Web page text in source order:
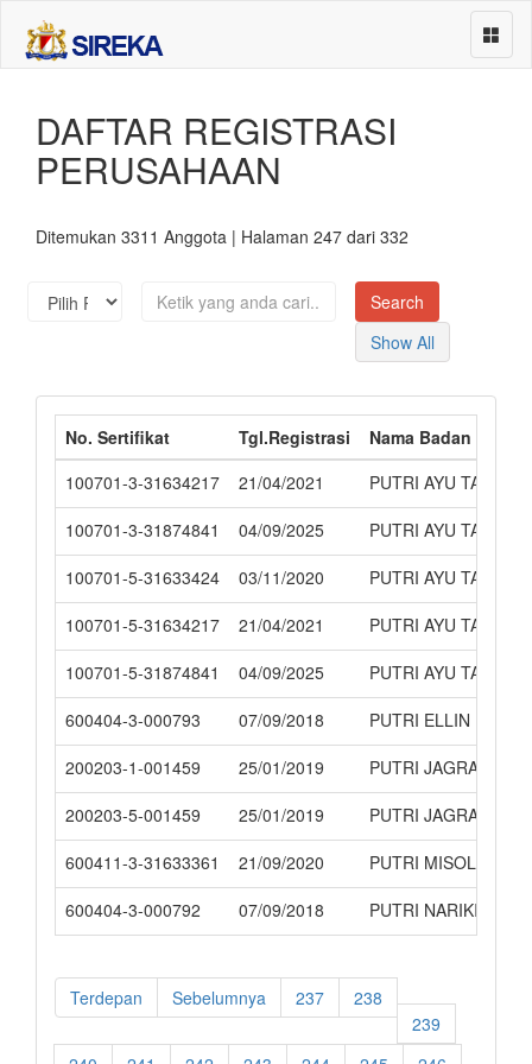
Beranda
Asosiasi Perusahaan
Services
Contact
DAFTAR REGISTRASI
PERUSAHAAN
Ditemukan 3311 Anggota | Halaman 247 dari 332
Show All
No. Sertifikat Tgl.Registrasi
Nama Badan Usaha
100701-3-31634217
21/04/2021
PUTRI AYU TAURINI
100701-3-31874841
04/09/2025
PUTRI AYU TAURINI
100701-5-31633424
03/11/2020
PUTRI AYU TAURINI
100701-5-31634217
21/04/2021
PUTRI AYU TAURINI
100701-5-31874841
04/09/2025
PUTRI AYU TAURINI
600404-3-000793
07/09/2018
PUTRI ELLIN
200203-1-001459
25/01/2019
PUTRI JAGRATARA
200203-5-001459
25/01/2019
PUTRI JAGRATARA
600411-3-31633361
21/09/2020
PUTRI MISOL
600404-3-000792
07/09/2018 PUTRI NARIKI
Terdepan Sebelumnya 237
238
239